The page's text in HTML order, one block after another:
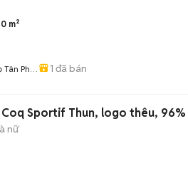
m²
Tân Phú
1 đã bán
Sportif Thun, logo thêu, 96%
nữ